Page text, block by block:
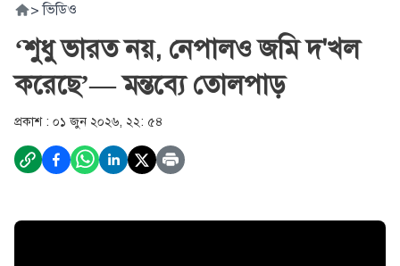
> ভিডিও
‘শুধু ভারত নয়, নেপালও জমি দ'খল
করেছে’— মন্তব্যে তোলপাড়
প্রকাশ : ০১ জুন ২০২৬, ২২: ৫৪